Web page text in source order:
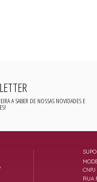
A SABER DE NOSSAS NOVIDADES E
CNPJ
RUA